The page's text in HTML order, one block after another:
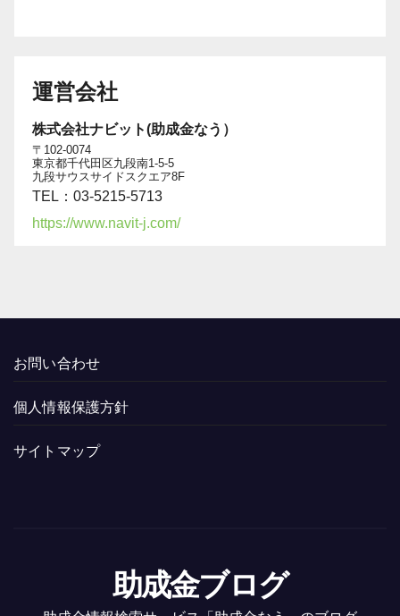
運営会社
株式会社ナビット(助成金なう）
〒102-0074
東京都千代田区九段南1-5-5
九段サウスサイドスクエア8F
TEL：03-5215-5713
https://www.navit-j.com/
お問い合わせ
個人情報保護方針
サイトマップ
助成金ブログ